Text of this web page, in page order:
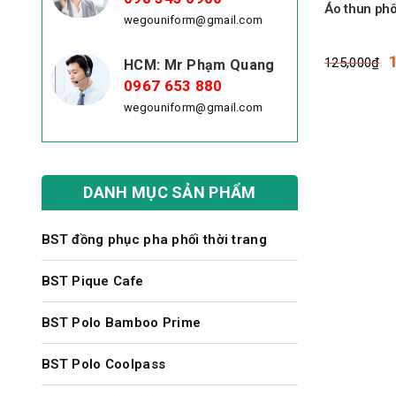
Áo thun
125,000₫
wegouniform@gmail.com
HCM: Mr Phạm Quang
0967 653 880
wegouniform@gmail.com
DANH MỤC SẢN PHẨM
BST đồng phục pha phối thời trang
BST Pique Cafe
BST Polo Bamboo Prime
BST Polo Coolpass